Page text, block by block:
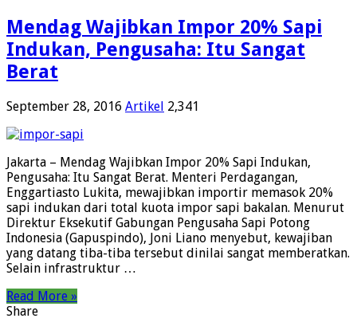
Mendag Wajibkan Impor 20% Sapi
Indukan, Pengusaha: Itu Sangat
Berat
September 28, 2016 Artikel 2,341
Jakarta – Mendag Wajibkan Impor 20% Sapi Indukan,
Pengusaha: Itu Sangat Berat. Menteri Perdagangan,
Enggartiasto Lukita, mewajibkan importir memasok 20%
sapi indukan dari total kuota impor sapi bakalan. Menurut
Direktur Eksekutif Gabungan Pengusaha Sapi Potong
Indonesia (Gapuspindo), Joni Liano menyebut, kewajiban
yang datang tiba-tiba tersebut dinilai sangat memberatkan.
Selain infrastruktur …
Read More »
Share